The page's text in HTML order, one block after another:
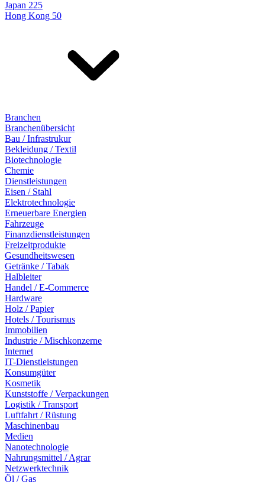
Japan 225
Hong Kong 50
Branchen
Branchenübersicht
Bau / Infrastrukur
Bekleidung / Textil
Biotechnologie
Chemie
Dienstleistungen
Eisen / Stahl
Elektrotechnologie
Erneuerbare Energien
Fahrzeuge
Finanzdienstleistungen
Freizeitprodukte
Gesundheitswesen
Getränke / Tabak
Halbleiter
Handel / E-Commerce
Hardware
Holz / Papier
Hotels / Tourismus
Immobilien
Industrie / Mischkonzerne
Internet
IT-Dienstleistungen
Konsumgüter
Kosmetik
Kunststoffe / Verpackungen
Logistik / Transport
Luftfahrt / Rüstung
Maschinenbau
Medien
Nanotechnologie
Nahrungsmittel / Agrar
Netzwerktechnik
Öl / Gas